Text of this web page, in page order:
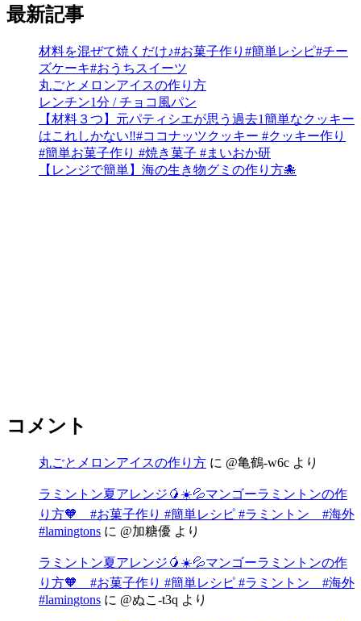
最新記事
材料を混ぜて焼くだけ♪#お菓子作り#簡単レシピ#チー
ズケーキ#おうちスイーツ
丸ごとメロンアイスの作り方
レンチン1分 / チョコ風パン
【材料３つ】元パティシエが思う過去1簡単なクッキー
はこれしかない‼︎#ココナッツクッキー #クッキー作り
#簡単お菓子作り #焼き菓子 #まいおか研
【レンジで簡単】海の生き物グミの作り方🐙
コメント
丸ごとメロンアイスの作り方 に @亀鶴-w6c より
ラミントン夏アレンジ🥭☀️💦マンゴーラミントンの作
り方🧡 #お菓子作り #簡単レシピ #ラミントン #海外
#lamingtons に @加糖優 より
ラミントン夏アレンジ🥭☀️💦マンゴーラミントンの作
り方🧡 #お菓子作り #簡単レシピ #ラミントン #海外
#lamingtons に @ぬこ-t3q より